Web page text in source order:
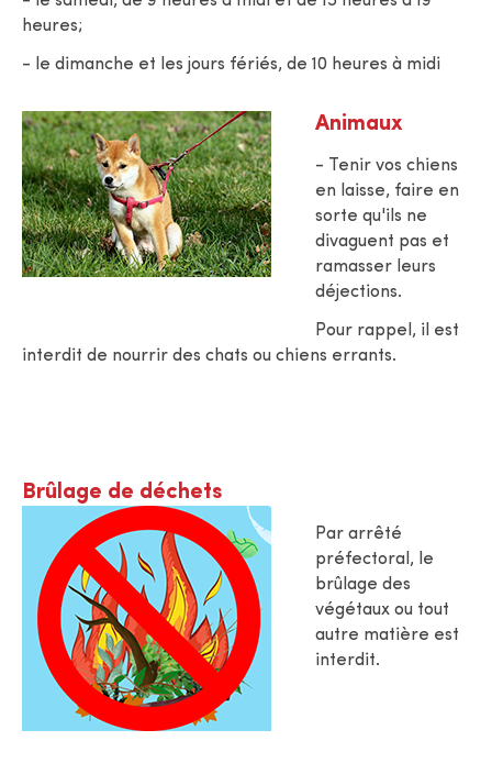
heures;
- le dimanche et les jours fériés, de 10 heures à midi
Animaux
- Tenir vos chiens
en laisse, faire en
sorte qu'ils ne
divaguent pas et
ramasser leurs
déjections.
Pour rappel, il est
interdit de nourrir des chats ou chiens errants.
Brûlage de déchets
Par arrêté
préfectoral, le
brûlage des
végétaux ou tout
autre matière est
interdit.